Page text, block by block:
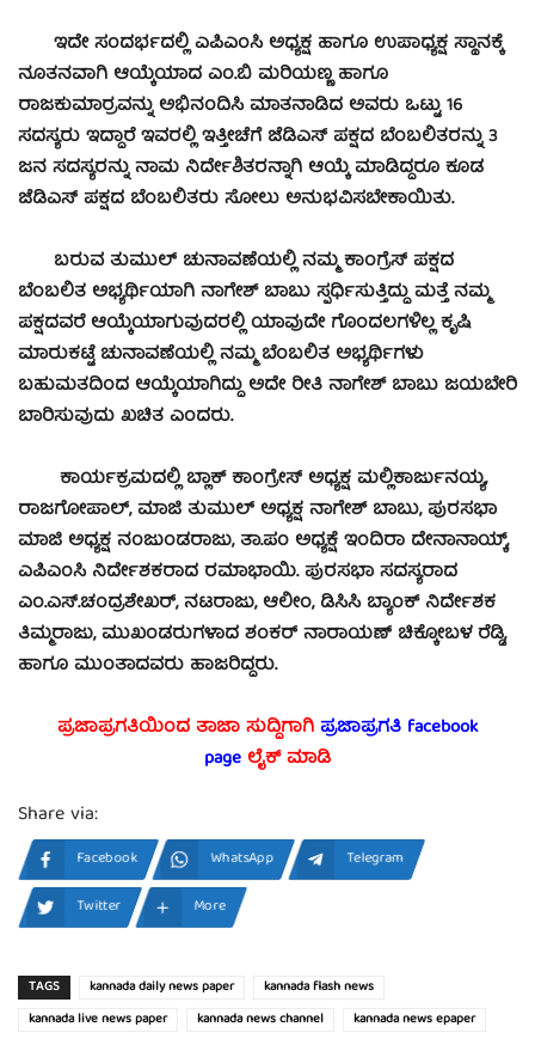
ಇದೇ ಸಂದರ್ಭದಲ್ಲಿ ಎಪಿಎಂಸಿ ಅಧ್ಯಕ್ಷ ಹಾಗೂ ಉಪಾಧ್ಯಕ್ಷ ಸ್ಥಾನಕ್ಕೆ
ನೂತನವಾಗಿ ಆಯ್ಕೆಯಾದ ಎಂ.ಬಿ ಮರಿಯಣ್ಣ ಹಾಗೂ
ರಾಜಕುಮಾರ್‍ರವನ್ನು ಅಭಿನಂದಿಸಿ ಮಾತನಾಡಿದ ಅವರು ಒಟ್ಟು 16
ಸದಸ್ಯರು ಇದ್ದಾರೆ ಇವರಲ್ಲಿ ಇತ್ತೀಚೆಗೆ ಜೆಡಿಎಸ್ ಪಕ್ಷದ ಬೆಂಬಲಿತರನ್ನು 3
ಜನ ಸದಸ್ಯರನ್ನು ನಾಮ ನಿರ್ದೇಶಿತರನ್ನಾಗಿ ಆಯ್ಕೆ ಮಾಡಿದ್ದರೂ ಕೂಡ
ಜೆಡಿಎಸ್ ಪಕ್ಷದ ಬೆಂಬಲಿತರು ಸೋಲು ಅನುಭವಿಸಬೇಕಾಯಿತು.
ಬರುವ ತುಮುಲ್ ಚುನಾವಣೆಯಲ್ಲಿ ನಮ್ಮ ಕಾಂಗ್ರೆಸ್ ಪಕ್ಷದ
ಬೆಂಬಲಿತ ಅಭ್ಯರ್ಥಿಯಾಗಿ ನಾಗೇಶ್ ಬಾಬು ಸ್ಪರ್ಧಿಸುತ್ತಿದ್ದು ಮತ್ತೆ ನಮ್ಮ
ಪಕ್ಷದವರೆ ಆಯ್ಕೆಯಾಗುವುದರಲ್ಲಿ ಯಾವುದೇ ಗೊಂದಲಗಳಿಲ್ಲ ಕೃಷಿ
ಮಾರುಕಟ್ಟೆ ಚುನಾವಣೆಯಲ್ಲಿ ನಮ್ಮ ಬೆಂಬಲಿತ ಅಭ್ಯರ್ಥಿಗಳು
ಬಹುಮತದಿಂದ ಆಯ್ಕೆಯಾಗಿದ್ದು ಅದೇ ರೀತಿ ನಾಗೇಶ್ ಬಾಬು ಜಯಬೇರಿ
ಬಾರಿಸುವುದು ಖಚಿತ ಎಂದರು.
ಕಾರ್ಯಕ್ರಮದಲ್ಲಿ ಬ್ಲಾಕ್ ಕಾಂಗ್ರೇಸ್ ಅಧ್ಯಕ್ಷ ಮಲ್ಲಿಕಾರ್ಜುನಯ್ಯ,
ರಾಜಗೋಪಾಲ್, ಮಾಜಿ ತುಮುಲ್ ಅಧ್ಯಕ್ಷ ನಾಗೇಶ್ ಬಾಬು, ಪುರಸಭಾ
ಮಾಜಿ ಅಧ್ಯಕ್ಷ ನಂಜುಂಡರಾಜು, ತಾ.ಪಂ ಅಧ್ಯಕ್ಷೆ ಇಂದಿರಾ ದೇನಾನಾಯ್ಕ್,
ಎಪಿಎಂಸಿ ನಿರ್ದೇಶಕರಾದ ರಮಾಭಾಯಿ. ಪುರಸಭಾ ಸದಸ್ಯರಾದ
ಎಂ.ಎಸ್.ಚಂದ್ರಶೇಖರ್, ನಟರಾಜು, ಆಲೀಂ, ಡಿಸಿಸಿ ಬ್ಯಾಂಕ್ ನಿರ್ದೇಶಕ
ತಿಮ್ಮರಾಜು, ಮುಖಂಡರುಗಳಾದ ಶಂಕರ್ ನಾರಾಯಣ್ ಚಿಕ್ಕೋಬಳ ರೆಡ್ಡಿ,
ಹಾಗೂ ಮುಂತಾದವರು ಹಾಜರಿದ್ದರು.
ಪ್ರಜಾಪ್ರಗತಿಯಿಂದ ತಾಜಾ ಸುದ್ದಿಗಾಗಿಪ್ರಜಾಪ್ರಗತಿ facebook
page ಲೈಕ್ ಮಾಡಿ
Share via:
Facebook WhatsApp
Telegram
Twitter
More
TAGS kannada daily news paper
kannada flash news
kannada live news paper
kannada news channel
kannada news epaper